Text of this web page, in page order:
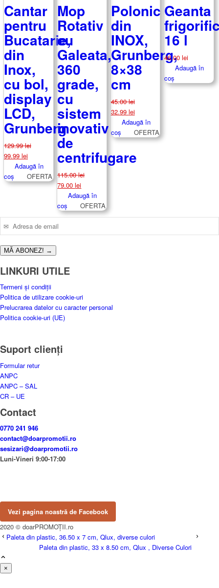
Cantar
pentru
Bucatarie,
din
Inox,
cu bol,
display
LCD,
Grunberg
129.99lei
Prețul
inițial
a
fost:
99.99 leiPrețul
curent
este:
99.99 lei.
Adaugă în
coș
OFERTA
Mop
Rotativ
cu
Galeata,
360
grade,
cu
sistem
inovativ
de
centrifugare
115.00lei
Prețul
inițial
a
fost:
115.00 lei.
79.00leiPrețul
curent
este:
79.00 lei.
Adaugă în
coș
OFERTA
Polonic
din
INOX,
Grunberg,
8×38
cm
45.00lei
Prețul
inițial
a
fost:
32.99 leiPrețul
curent
este:
32.99 lei.
Adaugă în
coș
OFERTA
Geanta
16 l
46.00lei
Adaugă în
coș
MĂ ABONEZ! →
LINKURI UTILE
Termeni și condiții
Politica de utilizare cookie-uri
Prelucrarea datelor cu caracter personal
Politica cookie-uri (UE)
Suport clienți
Formular retur
ANPC
ANPC – SAL
CR – UE
Contact
0770 241 946
contact@doarpromotii.ro
sesizari@doarpromotii.ro
Luni-Vineri 9:00-17:00
Vezi pagina noastră de Facebook
2020 © doarPROMOȚII.ro
Paleta din plastic, 36.50 x 7 cm, Qlux, diverse culori
Paleta din plastic, 33 x 8.50 cm, Qlux , Diverse Culori
×